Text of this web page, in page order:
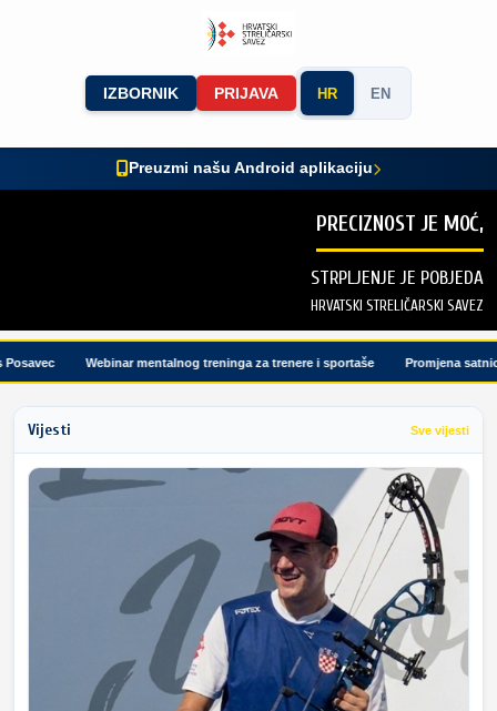
IZBORNIK PRIJAVA HR EN
Preuzmi našu Android aplikaciju
PRECIZNOST JE MOĆ,
STRPLJENJE JE POBJEDA
HRVATSKI STRELIČARSKI SAVEZ
Webinar mentalnog treninga za trenere i sportaše Promjena satnice
Vijesti Sve vijesti